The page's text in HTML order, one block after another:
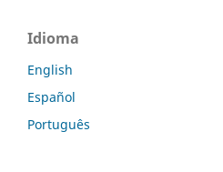
Idioma
English
Español
Português